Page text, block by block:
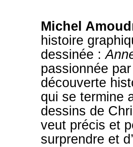
Michel
histoire
dessinée :
passionnée
découverte
qui se termine
dessins de
veut précis et
surprendre et